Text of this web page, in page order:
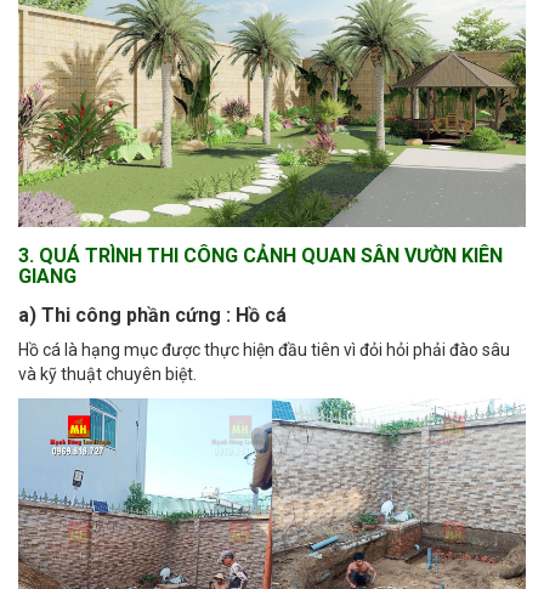
3. QUÁ TRÌNH THI CÔNG CẢNH QUAN SÂN VƯỜN KIÊN
GIANG
a) Thi công phần cứng : Hồ cá
Hồ cá là hạng mục được thực hiện đầu tiên vì đỏi hỏi phải đào sâu
và kỹ thuật chuyên biệt.